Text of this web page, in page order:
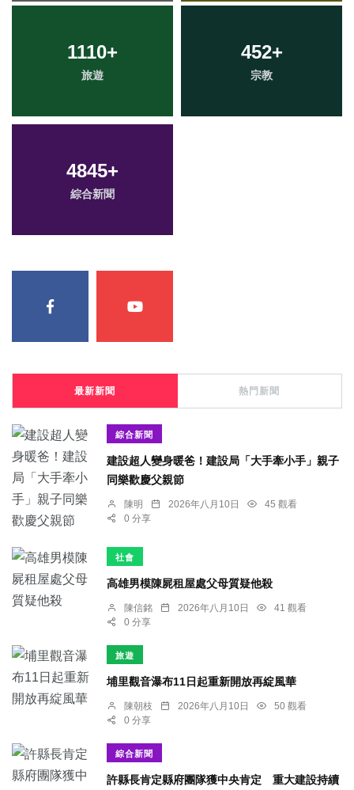
1110+
旅遊
452+
宗教
4845+
綜合新聞
最新新聞 熱門新聞
綜合新聞
建設超人變身暖爸！建設局「大手牽小手」親子
同樂歡慶父親節
陳明 2026年八月10日
45 觀看
0 分享
社會
高雄男模陳屍租屋處父母質疑他殺
陳信銘 2026年八月10日
41 觀看
0 分享
旅遊
埔里觀音瀑布11日起重新開放再綻風華
陳朝枝 2026年八月10日
50 觀看
0 分享
綜合新聞
許縣長肯定縣府團隊獲中央肯定 重大建設持續